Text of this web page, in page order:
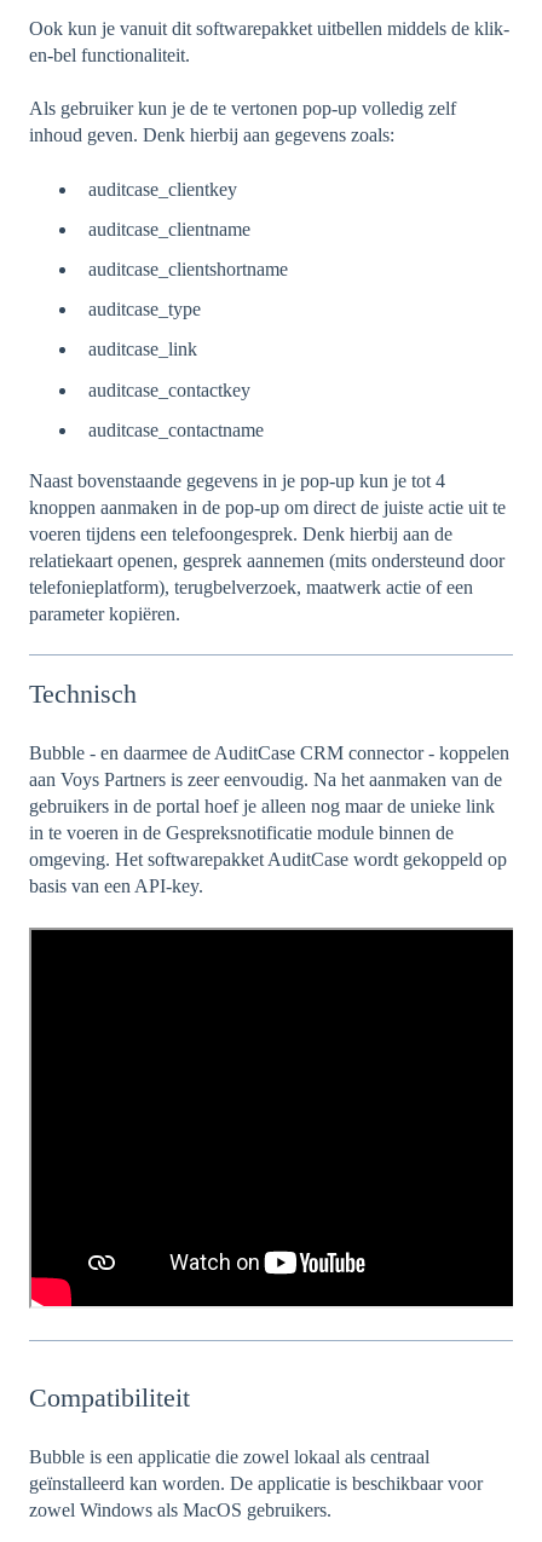
Ook kun je vanuit dit softwarepakket uitbellen middels de klik-
en-bel functionaliteit.
Als gebruiker kun je de te vertonen pop-up volledig zelf
inhoud geven. Denk hierbij aan gegevens zoals:
auditcase_clientkey
auditcase_clientname
auditcase_clientshortname
auditcase_type
auditcase_link
auditcase_contactkey
auditcase_contactname
Naast bovenstaande gegevens in je pop-up kun je tot 4
knoppen aanmaken in de pop-up om direct de juiste actie uit te
voeren tijdens een telefoongesprek. Denk hierbij aan de
relatiekaart openen, gesprek aannemen (mits ondersteund door
telefonieplatform), terugbelverzoek, maatwerk actie of een
parameter kopiëren.
Technisch
Bubble - en daarmee de AuditCase CRM connector - koppelen
aan Voys Partners is zeer eenvoudig. Na het aanmaken van de
gebruikers in de portal hoef je alleen nog maar de unieke link
in te voeren in de Gespreksnotificatie module binnen de
omgeving. Het softwarepakket AuditCase wordt gekoppeld op
basis van een API-key.
Compatibiliteit
Bubble is een applicatie die zowel lokaal als centraal
geïnstalleerd kan worden. De applicatie is beschikbaar voor
zowel Windows als MacOS gebruikers.